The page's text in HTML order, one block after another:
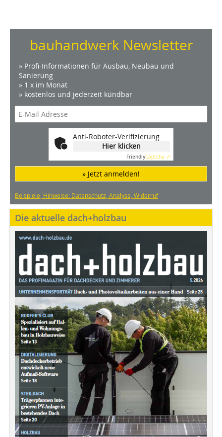
bauhandwerk Newsletter
» Profi-Informationen für Ausbau, Neubau und
Sanierung
» 1 x im Monat
» kostenlos und jederzeit kündbar
Anti-Roboter-Verifizierung
Hier klicken
FriendlyCaptcha ⇗
» Jetzt anmelden!
Beispiele, Hinweise: Datenschutz, Analyse, Widerruf
Die aktuelle dach+holzbau